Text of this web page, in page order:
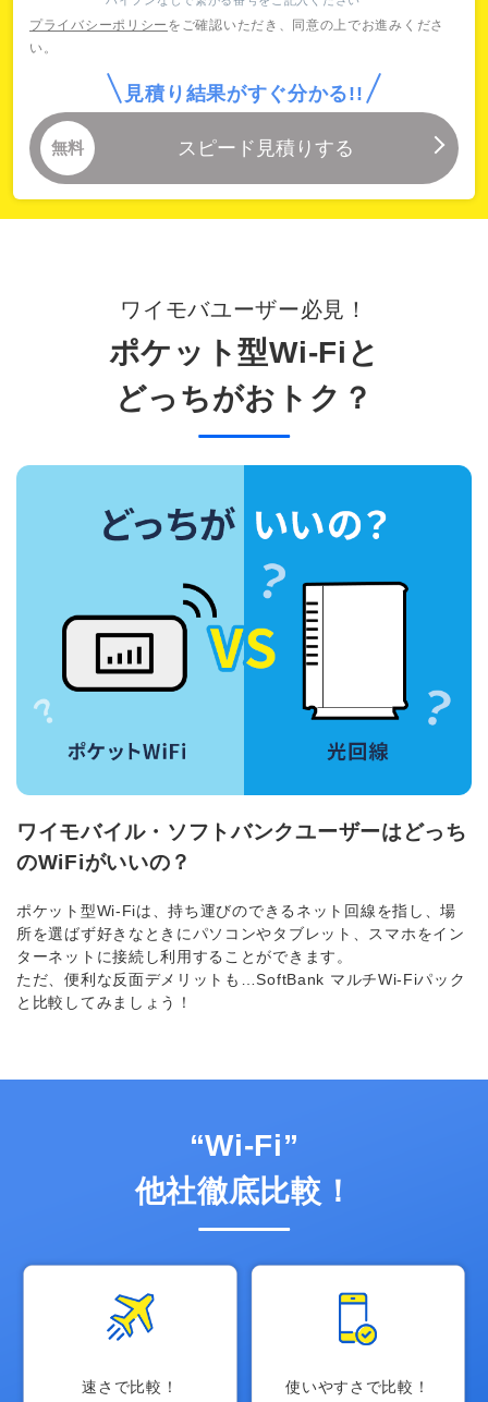
ワイモバユーザー必見！
ポケット型Wi-Fiと
どっちがおトク？
ワイモバイル・ソフトバンクユーザーはどっち
のWiFiがいいの？
ポケット型Wi-Fiは、持ち運びのできるネット回線を指し、場
所を選ばず好きなときにパソコンやタブレット、スマホをイン
ターネットに接続し利用することができます。
ただ、便利な反面デメリットも…SoftBank マルチWi-Fiパック
と比較してみましょう！
“Wi-Fi”
他社徹底比較！
速さで比較！ 使いやすさで比較！